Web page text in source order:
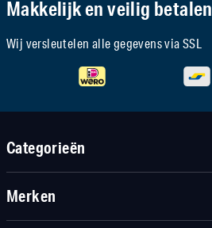
Makkelijk en veilig betalen
Wij versleutelen alle gegevens via SSL
Categorieën
Merken